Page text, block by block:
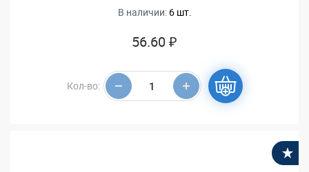
В наличии: 6 шт.
56.60 ₽
Кол-во: